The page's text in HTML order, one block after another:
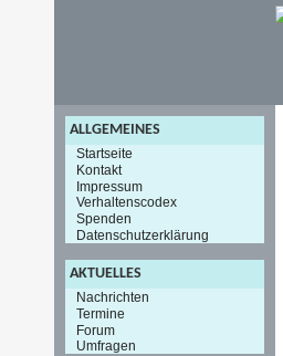
ALLGEMEINES
Startseite
Kontakt
Impressum
Verhaltenscodex
Spenden
Datenschutzerklärung
AKTUELLES
Nachrichten
Termine
Forum
Umfragen